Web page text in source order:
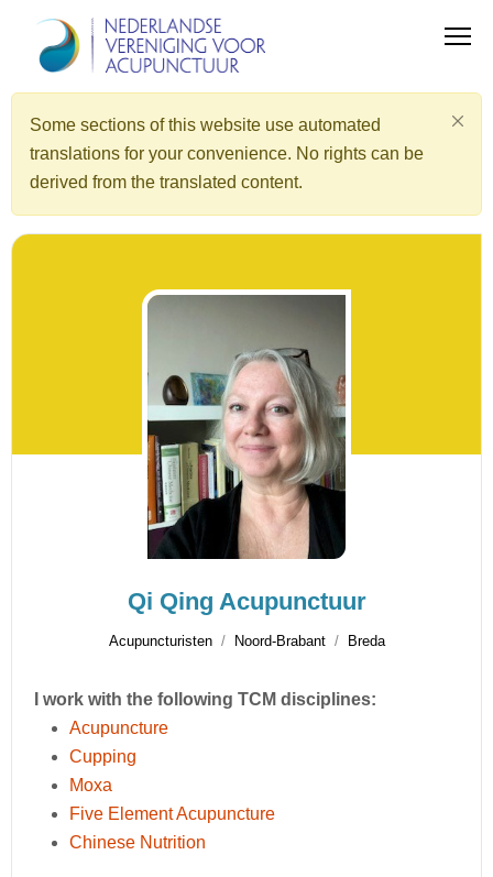
Some sections of this website use automated
translations for your convenience. No rights can be
derived from the translated content.
Qi Qing Acupunctuur
Acupuncturisten Noord-Brabant Breda
I work with the following TCM disciplines:
Acupuncture
Cupping
Moxa
Five Element Acupuncture
Chinese Nutrition